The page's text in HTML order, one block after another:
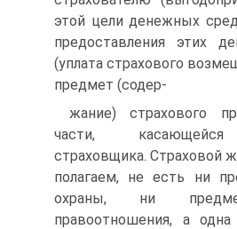
этой цели денежных
предоставления этих
(уплата страхового
предмет (содер-
жание) страхового
части, касающейся
страховщика. Страховой
полагаем, не есть ни
охраны, ни
правоотношения, а